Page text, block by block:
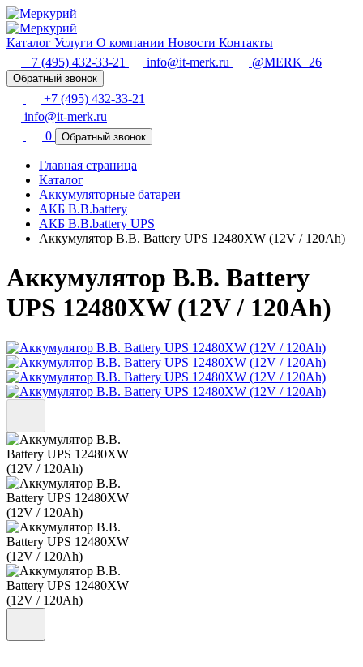
Каталог Услуги О компании Новости Контакты
+7 (495) 432-33-21
info@it-merk.ru @MERK_26
Обратный звонок
+7 (495) 432-33-21
info@it-merk.ru
0
Обратный звонок
Главная страница
Каталог
Аккумуляторные батареи
АКБ B.B.battery
АКБ B.B.battery UPS
Аккумулятор B.B. Battery UPS 12480XW (12V / 120Ah)
Аккумулятор B.B. Battery
UPS 12480XW (12V / 120Ah)